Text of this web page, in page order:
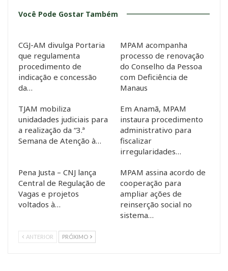
Você Pode Gostar Também
CGJ-AM divulga Portaria
que regulamenta
procedimento de
indicação e concessão
da…
MPAM acompanha
processo de renovação
do Conselho da Pessoa
com Deficiência de
Manaus
TJAM mobiliza
unidadades judiciais para
a realização da “3.ª
Semana de Atenção à…
Em Anamã, MPAM
instaura procedimento
administrativo para
fiscalizar
irregularidades…
Pena Justa – CNJ lança
Central de Regulação de
Vagas e projetos
voltados à…
MPAM assina acordo de
cooperação para
ampliar ações de
reinserção social no
sistema…
ANTERIOR PRÓXIMO